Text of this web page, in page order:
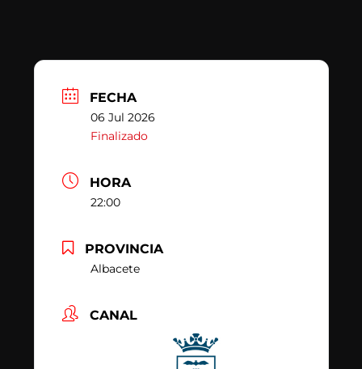
FECHA
06 Jul 2026
Finalizado
HORA
22:00
PROVINCIA
Albacete
CANAL